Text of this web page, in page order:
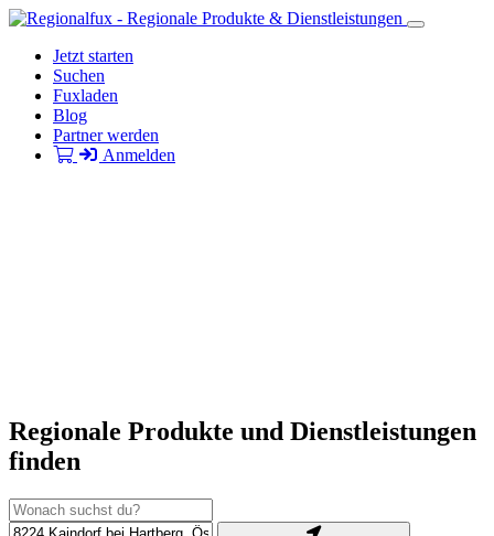
Jetzt starten
Suchen
Fuxladen
Blog
Partner werden
Anmelden
Regionale Produkte und Dienstleistungen
finden